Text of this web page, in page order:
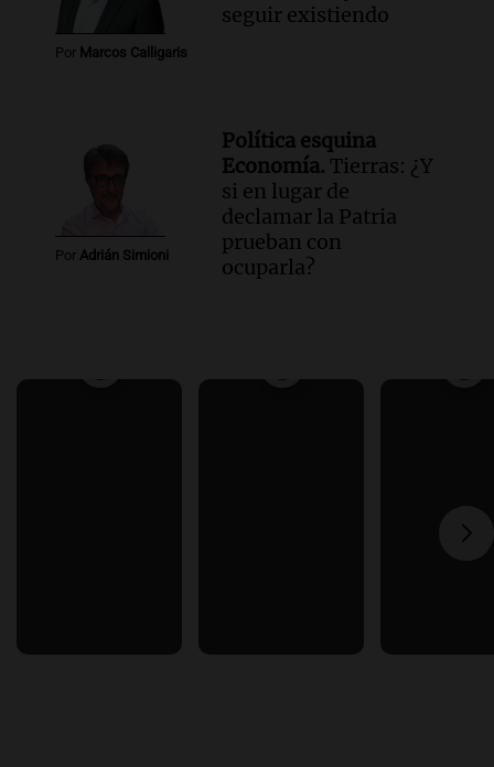
Por Marcos Calligaris
seguir existiendo
Por Adrián Simioni
Política esquina
Economía. Tierras: ¿Y
si en lugar de
declamar la Patria
prueban con
ocuparla?